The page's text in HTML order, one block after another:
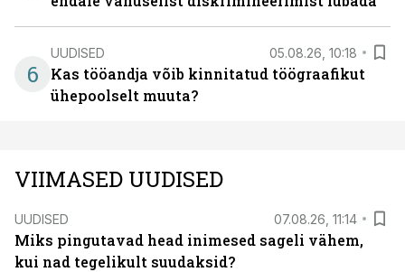
6
UUDISED 05.08.26, 10:18
Kas tööandja võib kinnitatud töögraafikut
ühepoolselt muuta?
VIIMASED UUDISED
UUDISED 07.08.26, 11:14
Miks pingutavad head inimesed sageli vähem,
kui nad tegelikult suudaksid?